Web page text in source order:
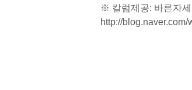
※ 칼럼제공: 바른자
http://blog.naver.com/